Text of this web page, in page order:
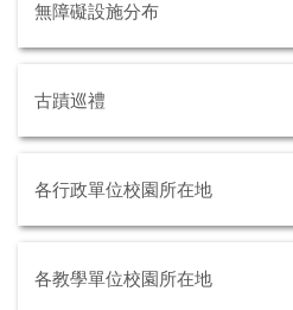
無障礙設施分布
古蹟巡禮
各行政單位校園所在地
各教學單位校園所在地